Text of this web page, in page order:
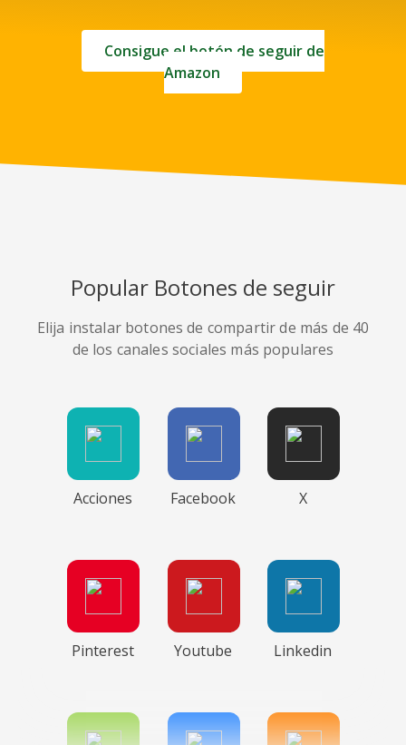
Consigue el botón de seguir de
Amazon
Popular Botones de seguir
Elija instalar botones de compartir de más de 40
de los canales sociales más populares
Acciones Facebook X
Pinterest Youtube Linkedin